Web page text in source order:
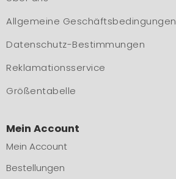
Allgemeine Geschäftsbedingungen
Datenschutz-Bestimmungen
Reklamationsservice
Größentabelle
Mein Account
Mein Account
Bestellungen